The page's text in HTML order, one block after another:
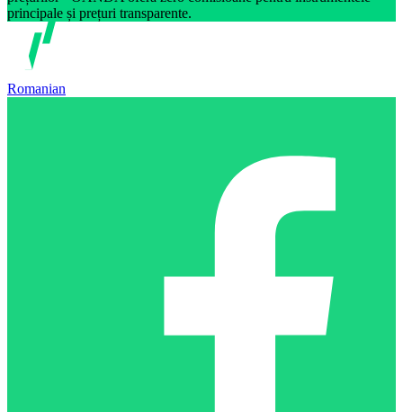
principale și prețuri transparente.
Romanian